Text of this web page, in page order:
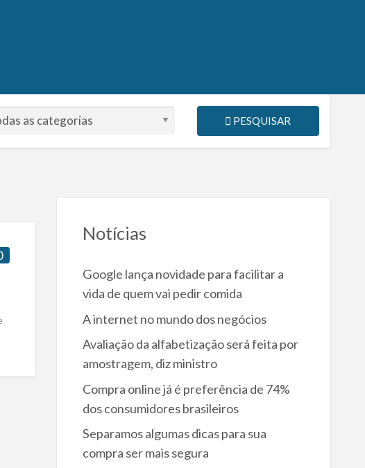
PESQUISAR
Notícias
Google lança novidade para facilitar a
vida de quem vai pedir comida
A internet no mundo dos negócios
Avaliação da alfabetização será feita por
amostragem, diz ministro
Compra online já é preferência de 74%
dos consumidores brasileiros
Separamos algumas dicas para sua
compra ser mais segura